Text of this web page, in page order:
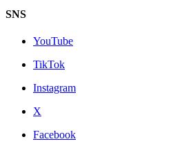
SNS
YouTube
TikTok
Instagram
X
Facebook